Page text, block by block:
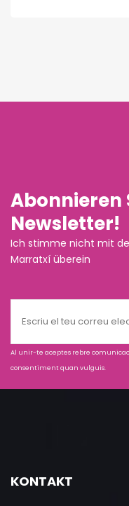
Abonnieren
Newsletter!
Ich stimme nicht mit
Marratxí überein
Al unir-te aceptes rebre
consentiment quan vulguis.
KONTAKT